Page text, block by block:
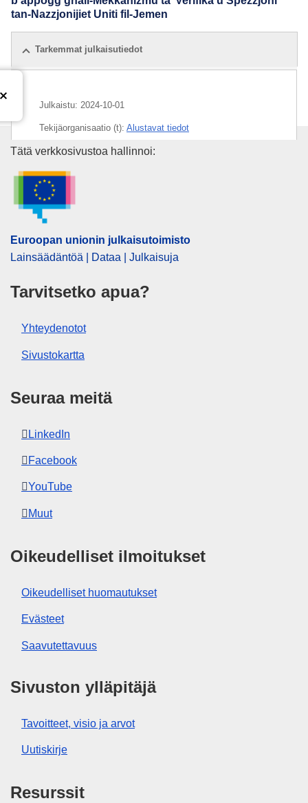
tan-Nazzjonijiet Uniti fil-Jemen
Tarkemmat julkaisutiedot
Julkaistu: 2024-10-01
Tekijäorganisaatio (t): Alustavat tiedot
Euroopan unionin
Tätä verkkosivustoa hallinnoi:
Euroopan unionin julkaisutoimisto
Lainsäädäntöä | Dataa | Julkaisuja
Tarvitsetko apua?
Yhteydenotot
Sivustokartta
Seuraa meitä
LinkedIn
Facebook
YouTube
Muut
Oikeudelliset ilmoitukset
Oikeudelliset huomautukset
Evästeet
Saavutettavuus
Sivuston ylläpitäjä
Tavoitteet, visio ja arvot
Uutiskirje
Resurssit